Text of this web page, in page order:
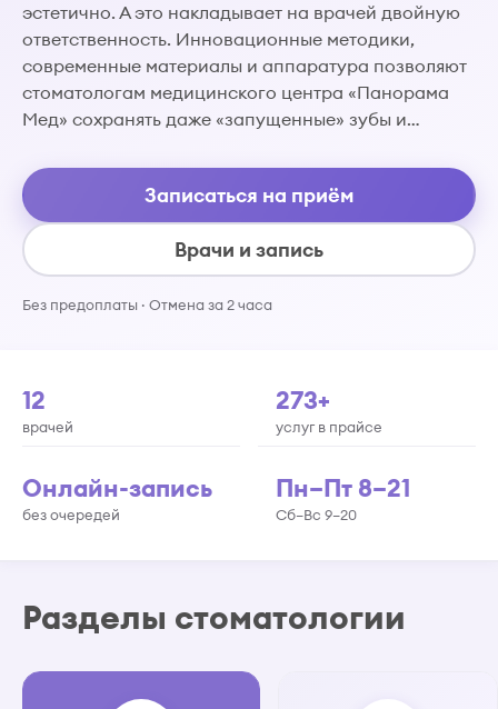
эстетично. А это накладывает на врачей двойную
ответственность. Инновационные методики,
современные материалы и аппаратура позволяют
стоматологам медицинского центра «Панорама
Мед» сохранять даже «запущенные» зубы и…
Записаться на приём
Врачи и запись
Без предоплаты · Отмена за 2 часа
12
врачей
273+
услуг в прайсе
Онлайн-запись
без очередей
Пн–Пт 8–21
Сб–Вс 9–20
Разделы стоматологии